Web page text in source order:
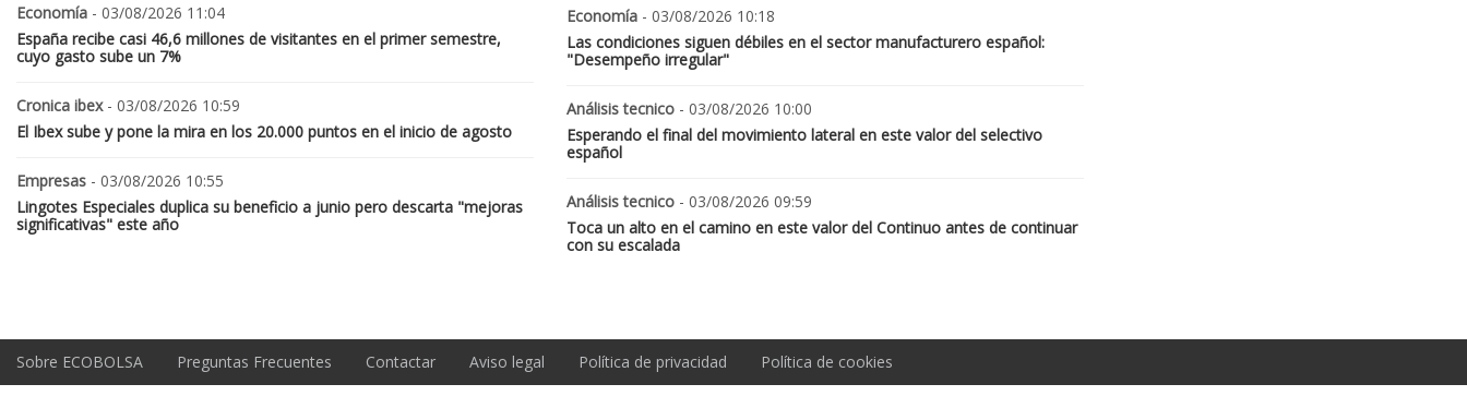
Economía - 03/08/2026 11:04
España recibe casi 46,6 millones de visitantes en el primer semestre,
cuyo gasto sube un 7%
Cronica ibex- 03/08/2026 10:59
El Ibex sube y pone la mira en los 20.000 puntos en el inicio de agosto
Empresas - 03/08/2026 10:55
Lingotes Especiales duplica su beneficio a junio pero descarta "mejoras
significativas" este año
Economía - 03/08/2026 10:18
Las condiciones siguen débiles en el sector manufacturero español:
"Desempeño irregular"
Análisis tecnico - 03/08/2026 10:00
Esperando el final del movimiento lateral en este valor del selectivo
español
Análisis tecnico - 03/08/2026 09:59
Toca un alto en el camino en este valor del Continuo antes de continuar
con su escalada
Sobre ECOBOLSA Preguntas Frecuentes Contactar Aviso legal Política de privacidad Política de cookies